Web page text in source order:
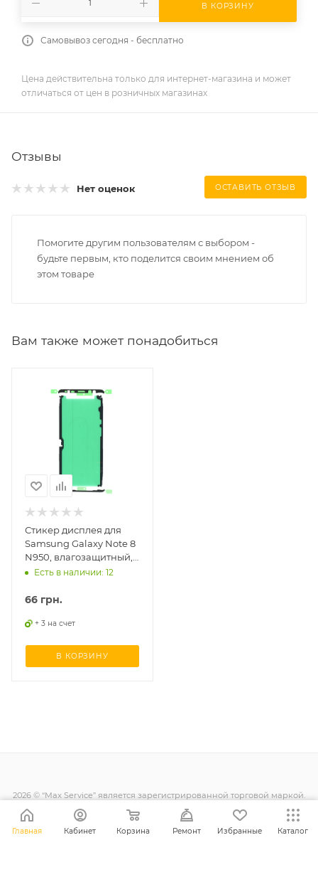
В КОРЗИНУ
Самовывоз сегодня - бесплатно
Цена действительна только для интернет-магазина и может
отличаться от цен в розничных магазинах
Отзывы
Нет оценок ОСТАВИТЬ ОТЗЫВ
Помогите другим пользователям с выбором -
будьте первым, кто поделится своим мнением об
этом товаре
Вам также может понадобиться
Стикер дисплея для
Samsung Galaxy Note 8
N950, влагозащитный,
комплект
Есть в наличии: 12
66 грн.
+ 3 на счет
В КОРЗИНУ
2026 © “Max Service” является зарегистрированной торговой маркой.
Все права защищены.
Главная Кабинет Корзина Ремонт Избранные Каталог